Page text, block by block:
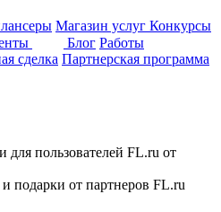
Магазин услуг Конкурсы
Блог Работы
сделка Партнерская программа
для пользователей FL.ru от
подарки от партнеров FL.ru